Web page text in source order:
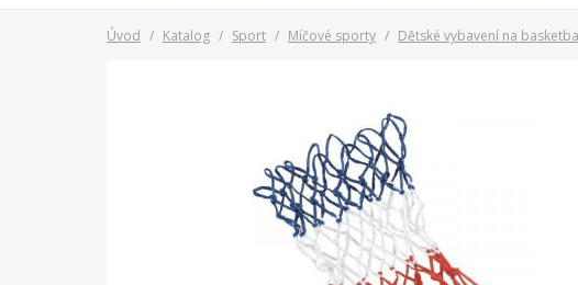
Úvod / Katalog / Sport / Míčové sporty / Dětské vybavení na